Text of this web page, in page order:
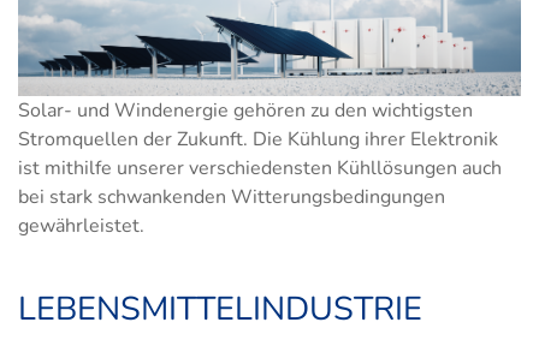
Solar- und Windenergie gehören zu den wichtigsten
Stromquellen der Zukunft. Die Kühlung ihrer Elektronik
ist mithilfe unserer verschiedensten Kühllösungen auch
bei stark schwankenden Witterungsbedingungen
gewährleistet.
LEBENSMITTELINDUSTRIE